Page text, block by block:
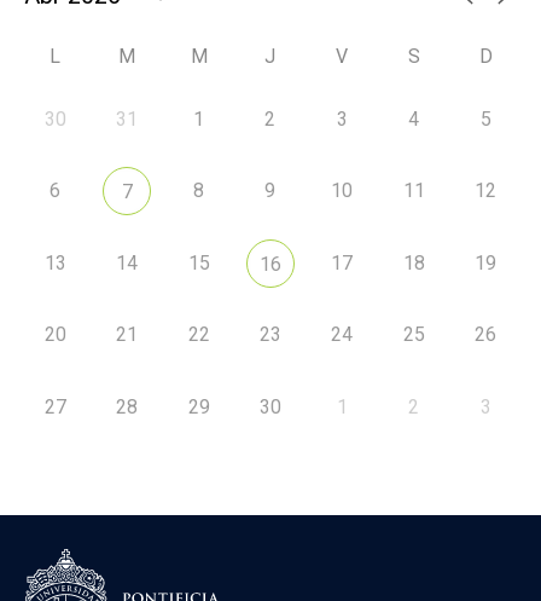
L M M J V S D
30 31 1 2 3 4 5
6 7 8 9 10 11 12
13 14 15 16 17 18 19
20 21 22 23 24 25 26
27 28 29 30 1 2 3